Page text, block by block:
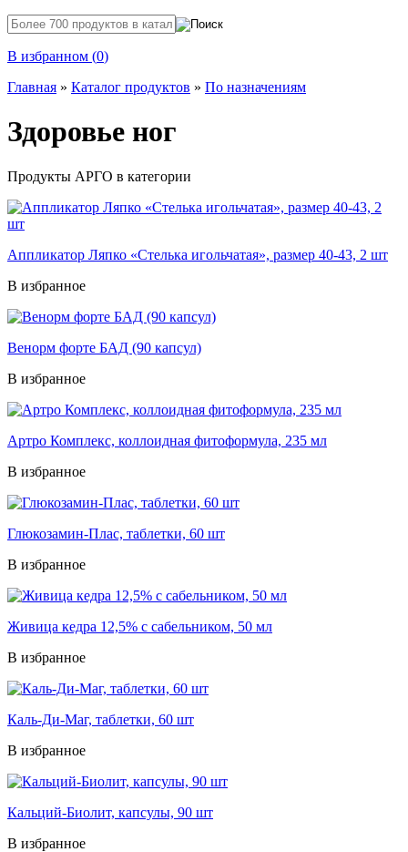
В избранном (0)
Главная » Каталог продуктов » По назначениям
Здоровье ног
Продукты АРГО в категории
Аппликатор Ляпко «Стелька игольчатая», размер 40-43, 2 шт
В избранное
Венорм форте БАД (90 капсул)
В избранное
Артро Комплекс, коллоидная фитоформула, 235 мл
В избранное
Глюкозамин-Плас, таблетки, 60 шт
В избранное
Живица кедра 12,5% с сабельником, 50 мл
В избранное
Каль-Ди-Маг, таблетки, 60 шт
В избранное
Кальций-Биолит, капсулы, 90 шт
В избранное